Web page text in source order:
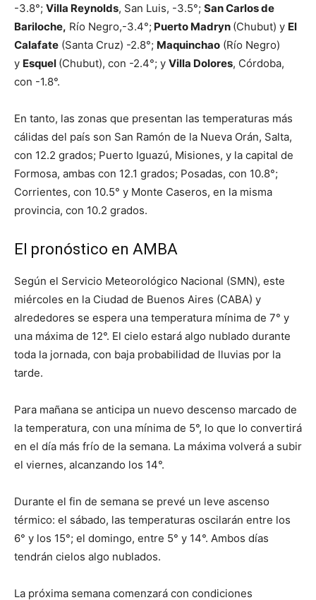
-3.8°; Villa Reynolds, San Luis, -3.5°; San Carlos de
Bariloche, Río Negro,-3.4°; Puerto Madryn (Chubut) y El
Calafate (Santa Cruz) -2.8°; Maquinchao (Río Negro)
y Esquel (Chubut), con -2.4°; y Villa Dolores, Córdoba,
con -1.8°.
En tanto, las zonas que presentan las temperaturas más
cálidas del país son San Ramón de la Nueva Orán, Salta,
con 12.2 grados; Puerto Iguazú, Misiones, y la capital de
Formosa, ambas con 12.1 grados; Posadas, con 10.8°;
Corrientes, con 10.5° y Monte Caseros, en la misma
provincia, con 10.2 grados.
El pronóstico en AMBA
Según el Servicio Meteorológico Nacional (SMN), este
miércoles en la Ciudad de Buenos Aires (CABA) y
alrededores se espera una temperatura mínima de 7° y
una máxima de 12°. El cielo estará algo nublado durante
toda la jornada, con baja probabilidad de lluvias por la
tarde.
Para mañana se anticipa un nuevo descenso marcado de
la temperatura, con una mínima de 5°, lo que lo convertirá
en el día más frío de la semana. La máxima volverá a subir
el viernes, alcanzando los 14°.
Durante el fin de semana se prevé un leve ascenso
térmico: el sábado, las temperaturas oscilarán entre los
6° y los 15°; el domingo, entre 5° y 14°. Ambos días
tendrán cielos algo nublados.
La próxima semana comenzará con condiciones